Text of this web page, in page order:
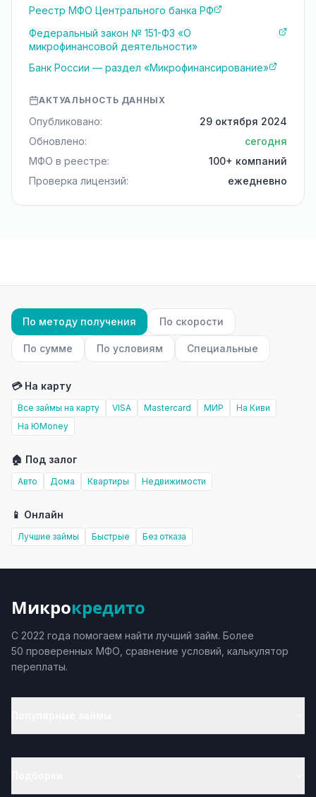
Реестр МФО Центрального банка РФ
Федеральный закон № 151-ФЗ «О
микрофинансовой деятельности»
Банк России — раздел «Микрофинансирование»
АКТУАЛЬНОСТЬ ДАННЫХ
Опубликовано:
29 октября 2024
Обновлено:
сегодня
МФО в реестре:
100+ компаний
Проверка лицензий:
ежедневно
По методу получения По скорости
По сумме По условиям Специальные
💳 На карту
Все займы на карту VISA Mastercard МИР
На Киви
На ЮMoney
🏠 Под залог
Авто Дома Квартиры Недвижимости
📱 Онлайн
Лучшие займы Быстрые Без отказа
Микрокредито
С 2022 года помогаем найти лучший займ. Более
50 проверенных МФО, сравнение условий, калькулятор
переплаты.